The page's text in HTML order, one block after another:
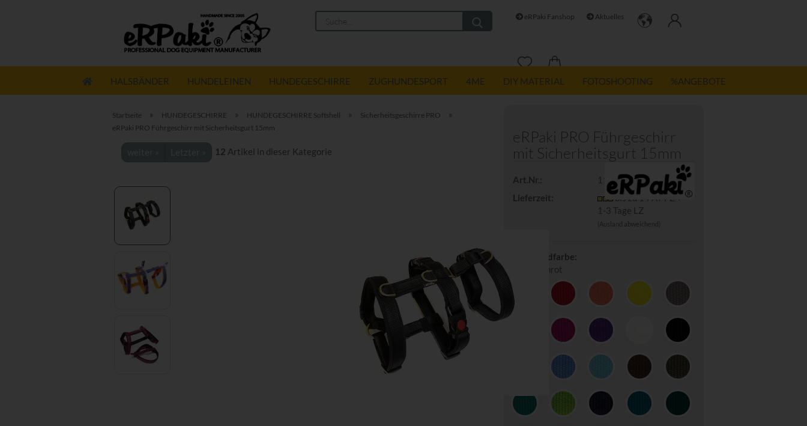
Suche... eRPaki Fanshop Aktuelles
HALSBÄNDER HUNDELEINEN HUNDEGESCHIRRE ZUGHUNDESPORT 4ME DIY MATERIAL FOTOSHOOTING %ANGEBOTE
Startseite » HUNDEGESCHIRRE » HUNDEGESCHIRRE Softshell » Sicherheitsgeschirre PRO »
eRPaki PRO Führgeschirr mit Sicherheitsgurt 15mm
12 Artikel in dieser Kategorie
eRPaki PRO Führgeschirr
mit Sicherheitsgurt 15mm
Art.Nr.:
1100221PROS
Lieferzeit:
bis zu 14 AT PZ +
1-3 Tage LZ
(Ausland abweichend)
Gurtbandfarbe:
G01 weinrot